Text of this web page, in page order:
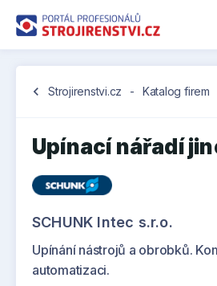
chevron_left Strojirenstvi.cz - Katalog firem
Upínací nářadí
SCHUNK Intec s.r.o.
Upínání nástrojů a obrobků.
automatizaci.